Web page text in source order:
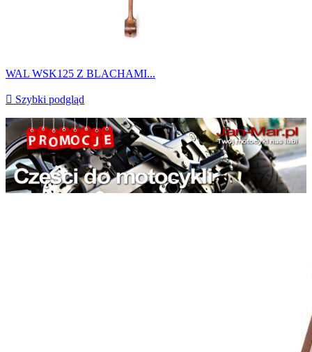
WAL WSK125 Z BLACHAMI...
 Szybki podgląd